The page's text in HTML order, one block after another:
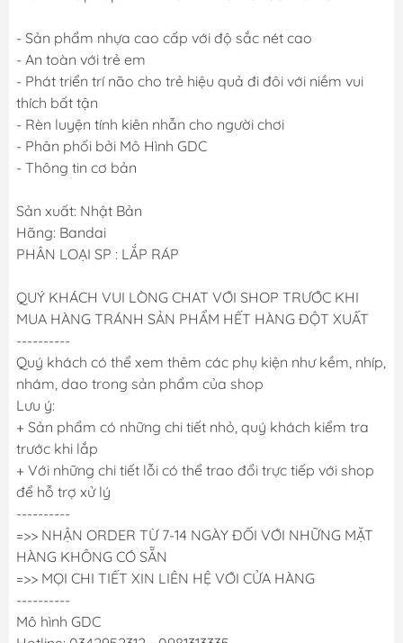
- Sản phẩm nhựa cao cấp với độ sắc nét cao
- An toàn với trẻ em
- Phát triển trí não cho trẻ hiệu quả đi đôi với niềm vui
thích bất tận
- Rèn luyện tính kiên nhẫn cho người chơi
- Phân phối bởi Mô Hình GDC
- Thông tin cơ bản
Sản xuất: Nhật Bản
Hãng: Bandai
PHÂN LOẠI SP : LẮP RÁP
QUÝ KHÁCH VUI LÒNG CHAT VỚI SHOP TRƯỚC KHI
MUA HÀNG TRÁNH SẢN PHẨM HẾT HÀNG ĐỘT XUẤT
----------
Quý khách có thể xem thêm các phụ kiện như kềm, nhíp,
nhám, dao trong sản phẩm của shop
Lưu ý:
+ Sản phẩm có những chi tiết nhỏ, quý khách kiểm tra
trước khi lắp
+ Với những chi tiết lỗi có thể trao đổi trực tiếp với shop
để hỗ trợ xử lý
----------
=>> NHẬN ORDER TỪ 7-14 NGÀY ĐỐI VỚI NHỮNG MẶT
HÀNG KHÔNG CÓ SẴN
=>> MỌI CHI TIẾT XIN LIÊN HỆ VỚI CỬA HÀNG
----------
Mô hình GDC